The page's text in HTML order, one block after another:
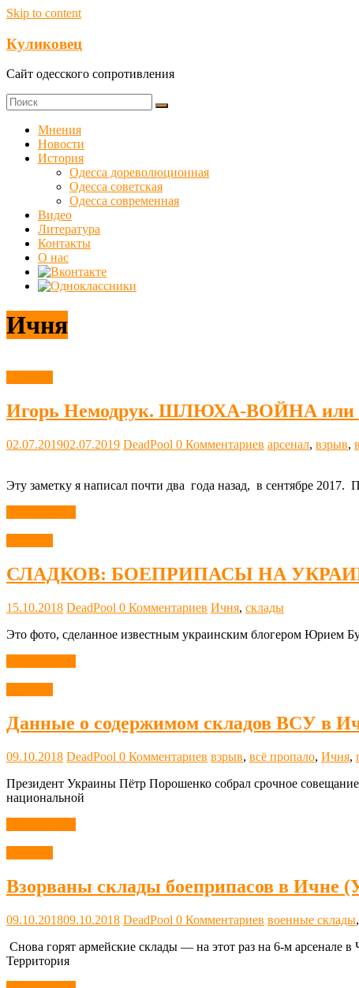
Skip to content
Куликовец
Сайт одесского сопротивления
Мнения
Новости
История
Одесса дореволюционная
Одесса советская
Одесса современная
Видео
Литература
Контакты
О нас
Ичня
Игорь Немодрук. ШЛЮХА-ВОЙНА
02.07.201902.07.2019 DeadPool 0 Комментариев арсенал, взрыв,
Эту заметку я написал почти два года назад, в сентябре
СЛАДКОВ: БОЕПРИПАСЫ НА
15.10.2018 DeadPool 0 Комментариев Ичня, склады
Это фото, сделанное известным украинским блогером Юрием
Данные о содержимом складов ВСУ в
09.10.2018 DeadPool 0 Комментариев взрыв, всё пропало, Ичня,
Президент Украины Пётр Порошенко собрал срочное
национальной
Взорваны склады боеприпасов в Ичне
09.10.201809.10.2018 DeadPool 0 Комментариев военные склады,
Снова горят армейские склады — на этот раз на 6-м арсенале
Территория